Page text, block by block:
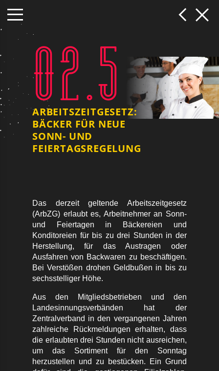
02.5
ARBEITSZEITGESETZ:
BÄCKER FÜR NEUE
SONN- UND
FEIERTAGSREGELUNG
Das derzeit geltende Arbeitszeitgesetz
(ArbZG) erlaubt es, Arbeitnehmer an Sonn-
und Feiertagen in Bäckereien und
Konditoreien für bis zu drei Stunden in der
Herstellung, für das Austragen oder
Ausfahren von Backwaren zu beschäftigen.
Bei Verstößen drohen Geldbußen in bis zu
sechsstelliger Höhe.
Aus den Mitgliedsbetrieben und den
Landesinnungsverbänden hat der
Zentralverband in den vergangenen Jahren
zahlreiche Rückmeldungen erhalten, dass
die erlaubten drei Stunden nicht ausreichen,
um das Sortiment für den Sonntag
herzustellen und zu bestücken. Ein Grund